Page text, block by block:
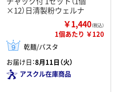
×12）日清製粉ウェルナ
￥1,440（税込）
1個あたり ￥120
乾麺/パスタ
お届け日：8月11日（火）
アスクル在庫商品